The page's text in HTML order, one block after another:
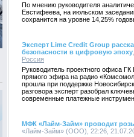
По мнению руководителя
Евстифеева, на июльском
сохранится на уровне 14,25%
Эксперт Lime Credit Group
безопасности в цифровую эпоху
Россия
Руководитель проектного офиса
прямого эфира на радио
прошла при поддержке
разговора эксперт разобрал
современные платежные
МФК «Лайм-Займ» проводит
«Лайм-Займ» (ООО), 22:26,